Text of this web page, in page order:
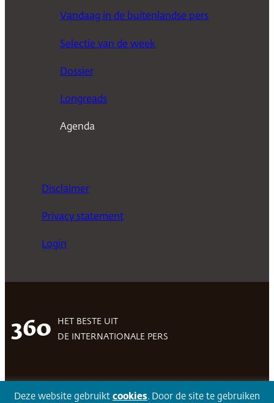
Vandaag in de buitenlandse pers
Selectie van de week
Dossier
Longreads
Agenda
Disclaimer
Privacy statement
Login
360
HET BESTE UIT
DE INTERNATIONALE PERS
Volg 360Facebook LinkedIn Twitter
Deze website gebruikt cookies. Door de site te gebruiken